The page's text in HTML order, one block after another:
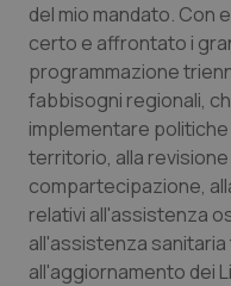
Lazio
Liguria
Lombardia
Marche
Molise
Diabete &
Disturbi
Dolore
Donna & Salute
Epatiti
del mio mandato. Con
certo e affrontato i
programmazione
fabbisogni regionali,
implementare politiche
territorio, alla
compartecipazione,
relativi all'assistenza
all'assistenza
all'aggiornamento dei